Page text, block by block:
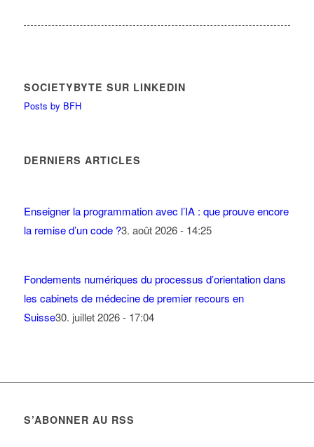
SOCIETYBYTE SUR LINKEDIN
Posts by BFH
DERNIERS ARTICLES
Enseigner la programmation avec l’IA : que prouve encore
la remise d’un code ?3. août 2026 - 14:25
Fondements numériques du processus d’orientation dans
les cabinets de médecine de premier recours en
Suisse30. juillet 2026 - 17:04
S’ABONNER AU RSS